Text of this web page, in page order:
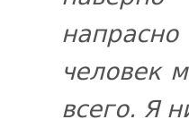
человек
всего. Я